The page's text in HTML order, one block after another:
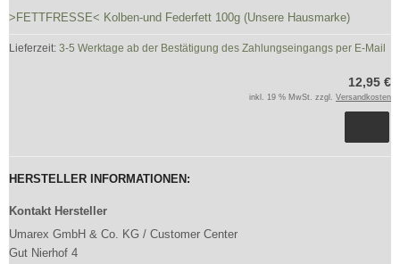
>FETTFRESSE< Kolben-und Federfett 100g (Unsere Hausmarke)
Lieferzeit: 3-5 Werktage ab der Bestätigung des Zahlungseingangs per E-Mail
12,95 €
inkl. 19 % MwSt. zzgl. Versandkosten
HERSTELLER INFORMATIONEN:
Kontakt Hersteller
Umarex GmbH & Co. KG / Customer Center
Gut Nierhof 4